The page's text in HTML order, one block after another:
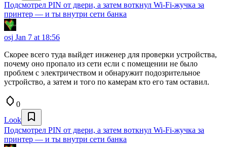
Подсмотрел PIN от двери, а затем воткнул Wi-Fi-жучка за
принтер — и ты внутри сети банка
osj Jan 7 at 18:56
Скорее всего туда выйдет инженер для проверки устройства,
почему оно пропало из сети если с помещении не было
проблем с электричеством и обнаружит подозрительное
устройство, а затем и того по камерам кто его там оставил.
0
Look
Подсмотрел PIN от двери, а затем воткнул Wi-Fi-жучка за
принтер — и ты внутри сети банка